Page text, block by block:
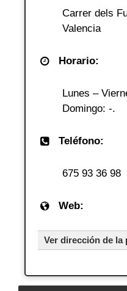
Carrer dels
Valencia
Horario:
Lunes –
Domingo: -.
Teléfono:
675 93 36 98
Web:
Ver dirección de la